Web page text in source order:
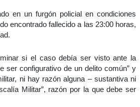
en un furgón policial en condiciones
encontrado fallecido a las 23:00 horas,
si el caso debía ser visto ante la
ser configurativo de un delito común” y
ni hay razón alguna – sustantiva ni
Militar”, razón por la que debe ser